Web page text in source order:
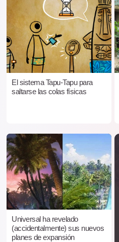
El sistema Tapu-Tapu para
saltarse las colas físicas
Universal ha revelado
(accidentalmente) sus nuevos
planes de expansión